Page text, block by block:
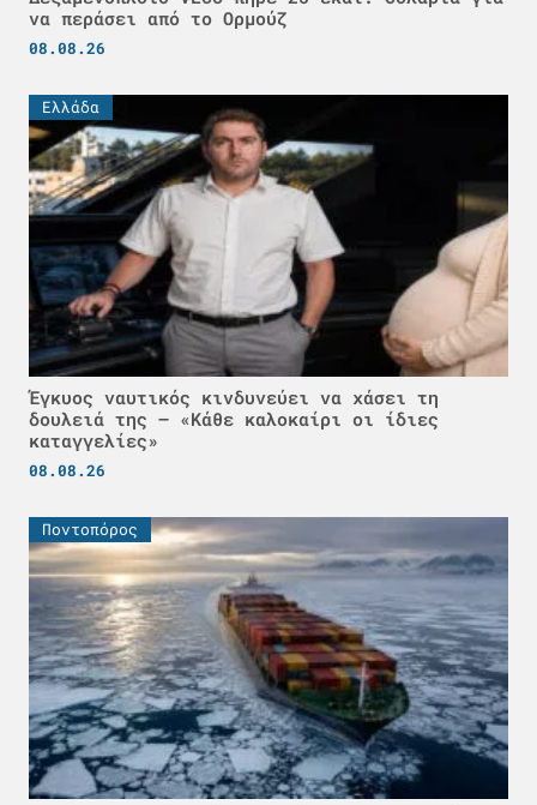
να περάσει από το Ορμούζ
08.08.26
Ελλάδα
Έγκυος ναυτικός κινδυνεύει να χάσει τη
δουλειά της – «Κάθε καλοκαίρι οι ίδιες
καταγγελίες»
08.08.26
Ποντοπόρος